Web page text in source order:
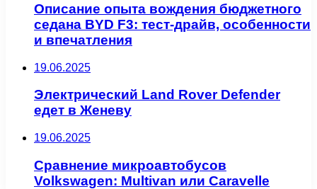
Описание опыта вождения бюджетного
седана BYD F3: тест-драйв, особенности
и впечатления
19.06.2025
Электрический Land Rover Defender
едет в Женеву
19.06.2025
Сравнение микроавтобусов
Volkswagen: Multivan или Caravelle